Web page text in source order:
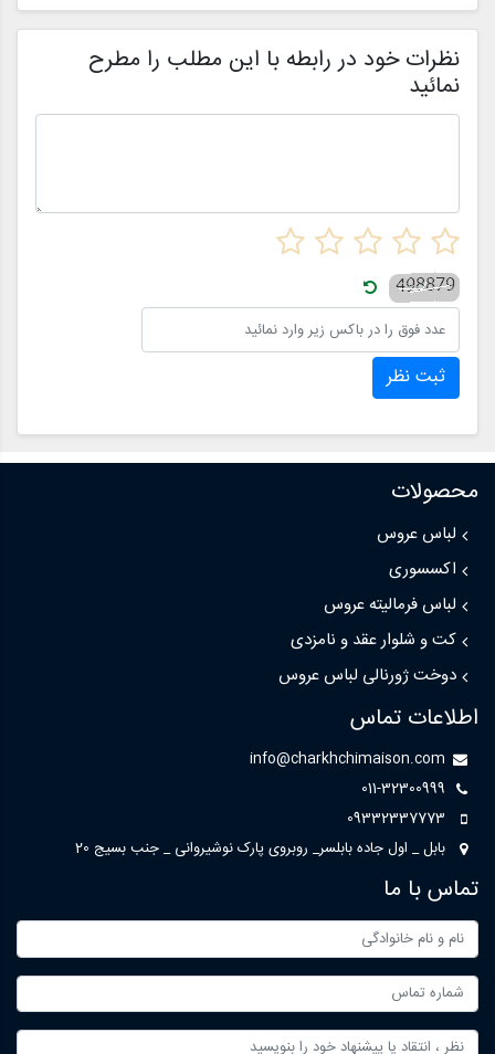
نظرات خود در رابطه با این مطلب را مطرح
نمائید
ثبت نظر
محصولات
لباس عروس
اکسسوری
لباس فرمالیته عروس
کت و شلوار عقد و نامزدی
دوخت ژورنالی لباس عروس
اطلاعات تماس
info@charkhchimaison.com
011-32300999
09332337773
بابل _ اول جاده بابلسر_ روبروی پارک نوشیروانی _ جنب بسیج 20
تماس با ما